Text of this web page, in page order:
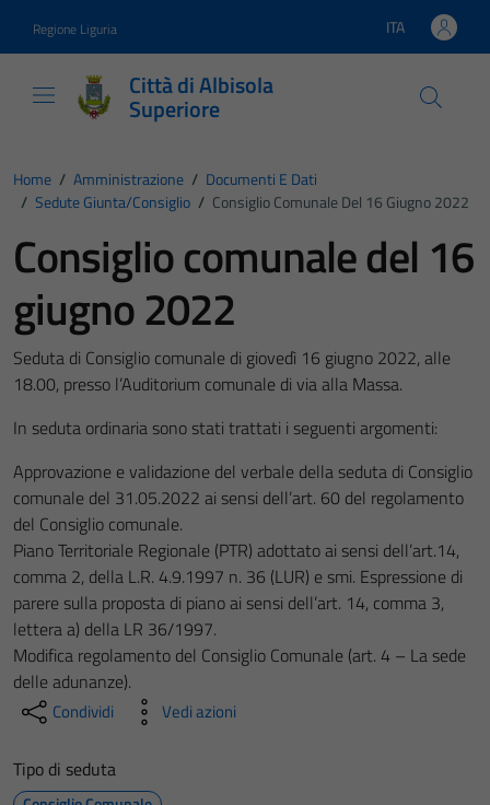
Regione Liguria Lingua attiva:
ITA
Città di Albisola
Superiore
Home / Amministrazione / Documenti E Dati
/ Sedute Giunta/consiglio / Consiglio Comunale Del 16 Giugno 2022
Consiglio comunale del 16
giugno 2022
Seduta di Consiglio comunale di giovedì 16 giugno 2022, alle
18.00, presso l’Auditorium comunale di via alla Massa.
In seduta ordinaria sono stati trattati i seguenti argomenti:
Approvazione e validazione del verbale della seduta di Consiglio
comunale del 31.05.2022 ai sensi dell’art. 60 del regolamento
del Consiglio comunale.
Piano Territoriale Regionale (PTR) adottato ai sensi dell’art.14,
comma 2, della L.R. 4.9.1997 n. 36 (LUR) e smi. Espressione di
parere sulla proposta di piano ai sensi dell’art. 14, comma 3,
lettera a) della LR 36/1997.
Modifica regolamento del Consiglio Comunale (art. 4 – La sede
delle adunanze).
Condividi Vedi azioni
Tipo di seduta